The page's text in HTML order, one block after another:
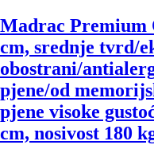
Madrac Premium
cm, srednje tvrd/
obostrani/
pjene/od
pjene visoke
cm, nosivost 180